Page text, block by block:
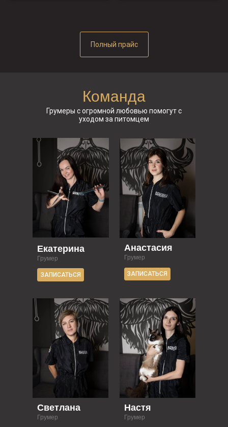
Полный прайс
Команда
Грумеры с огромной любовью помогут с
уходом за питомцем
Грумер
Екатерина
ЗАПИСАТЬСЯ
Грумер
Анастасия
ЗАПИСАТЬСЯ
Грумер
Настя
Грумер
Светлана